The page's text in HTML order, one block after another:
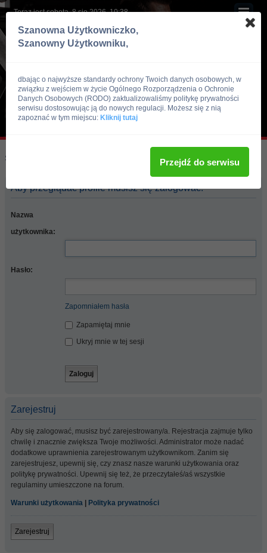
Teraz jest sobota, 8 sie 2026, 10:38
Skocz do:
Aby przeglądać profile musisz się zalogować.
Nazwa
użytkownika:
Hasło:
Zapomniałem hasła
Zapamiętaj mnie
Ukryj mnie w tej sesji
Zarejestruj
Aby się zalogować, musisz być zarejestrowany/a. Rejestracja zajmuje tylko
chwilę i znacznie zwiększa Twoje możliwości. Administrator może nadać
dodatkowe uprawnienia zarejestrowanym użytkownikom. Zanim się
zarejestrujesz, upewnij się, czy znasz nasze warunki użytkowania oraz
politykę prywatności. Upewnij się też, że przeczytałeś/aś wszystkie
regulaminy umieszczone na forum.
Warunki użytkowania Polityka prywatności
Zarejestruj
Szanowna Użytkowniczko,
Szanowny Użytkowniku,
dbając o najwyższe standardy ochrony Twoich danych osobowych, w
związku z wejściem w życie Ogólnego Rozporządzenia o Ochronie
Danych Osobowych (RODO) zaktualizowaliśmy politykę prywatności
serwisu dostosowując ją do nowych regulacji. Możesz się z nią
zapoznać w tym miejscu: Kliknij tutaj
Przejdź do serwisu